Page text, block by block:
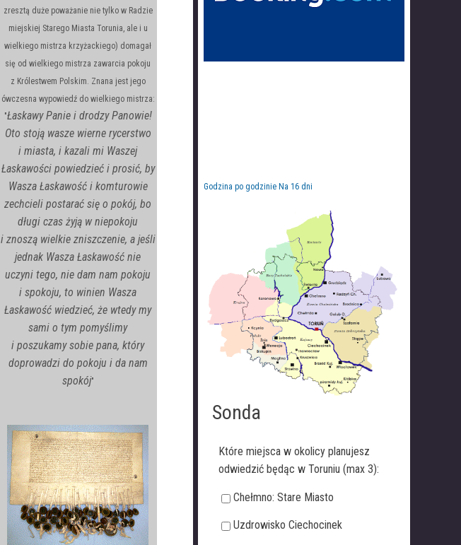
zresztą duże poważanie nie tylko w Radzie
miejskiej Starego Miasta Torunia, ale i u
wielkiego mistrza krzyżackiego) domagał
się od wielkiego mistrza zawarcia pokoju
z Królestwem Polskim. Znana jest jego
ówczesna wypowiedź do wielkiego mistrza:
"Łaskawy Panie i drodzy Panowie!
Oto stoją wasze wierne rycerstwo
i miasta, i kazali mi Waszej
Łaskawości powiedzieć i prosić, by
Wasza Łaskawość i komturowie
zechcieli postarać się o pokój, bo
długi czas żyją w niepokoju
i znoszą wielkie zniszczenie, a jeśli
jednak Wasza Łaskawość nie
uczyni tego, nie dam nam pokoju
i spokoju, to winien Wasza
Łaskawość wiedzieć, że wtedy my
sami o tym pomyślimy
i poszukamy sobie pana, który
doprowadzi do pokoju i da nam
spokój"
Godzina po godzinie Na 16 dni
Sonda
Które miejsca w okolicy planujesz
odwiedzić będąc w Toruniu (max 3):
Chełmno: Stare Miasto
Uzdrowisko Ciechocinek